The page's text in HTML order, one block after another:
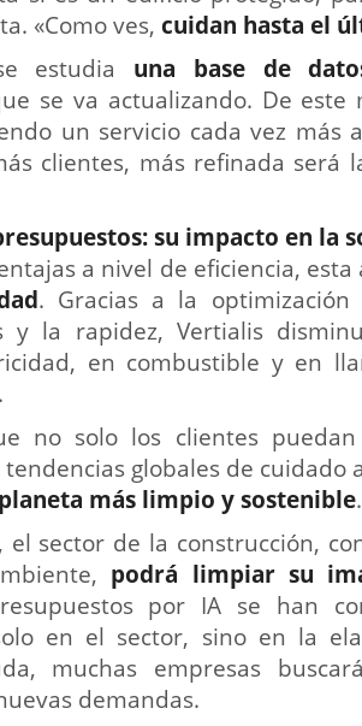
«Como ves, cuidan hasta el
estudia una base de
se va actualizando. De
un servicio cada vez más
clientes, más refinada será
su impacto en la
a nivel de eficiencia,
. Gracias a la
y la rapidez, Vertialis
en combustible y en
no solo los clientes
tendencias globales de
planeta más limpio y sostenible.
el sector de la construcción,
podrá limpiar su
por IA se han
en el sector, sino en la
muchas empresas
demandas.